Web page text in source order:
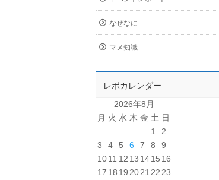
なぜなに
マメ知識
レポカレンダー
2026年8月
月 火 水 木 金 土 日
1
2
3
4 5 6 7 8
9
1011 12 13 1415 16
17 18 19 2021 22 23